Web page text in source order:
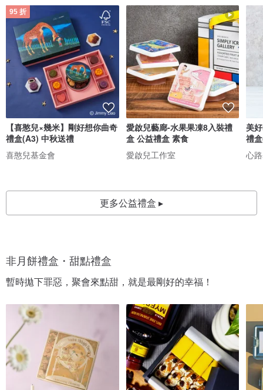
95 折
【喜憨兒×幾米】剛好想你曲奇
禮盒(A3) 中秋送禮
喜憨兒基金會
愛啟兒藝廊-水果果凍8入裝禮
盒 公益禮盒 素食
愛啟兒工作室
美
禮
心
更多公益禮盒 ▸
非月餅禮盒・甜點禮盒
暫時拋下罪惡，聚會來點甜，就是最剛好的幸福！